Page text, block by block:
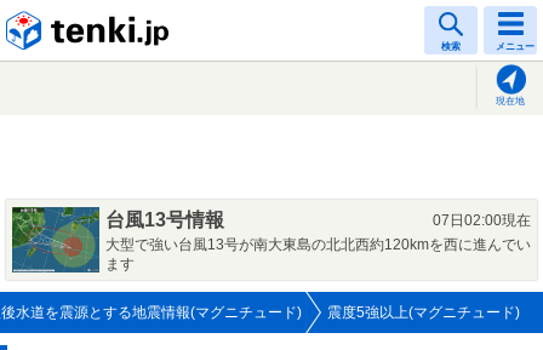
検索 メニュー
現在地
台風13号情報
07日02:00現在
大型で強い台風13号が南大東島の北北西約120kmを西に進んでい
ます
水道を震源とする地震情報(マグニチュード) 震度5強以上(マグニチュード)